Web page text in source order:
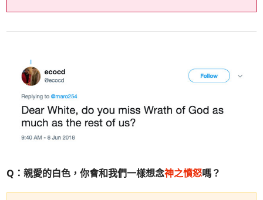
Q：親愛的白色，你會和我們一樣想念神之憤怒嗎？